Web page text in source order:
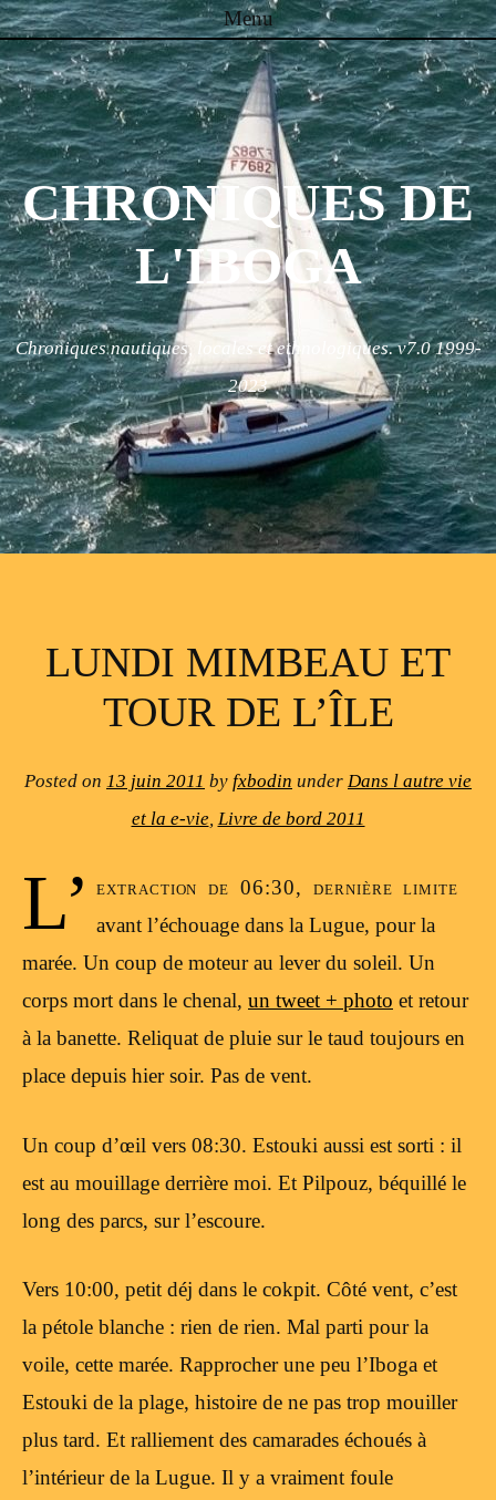
Menu
Skip to content
CHRONIQUES DE
L'IBOGA
Chroniques nautiques, locales et ethnologiques. v7.0 1999-
2023
LUNDI MIMBEAU ET
TOUR DE L’ÎLE
Posted on 13 juin 2011 by fxbodin under Dans l autre vie
et la e-vie, Livre de bord 2011
L’ extraction de 06:30, dernière limite
avant l’échouage dans la Lugue, pour la
marée. Un coup de moteur au lever du soleil. Un
corps mort dans le chenal, un tweet + photo et retour
à la banette. Reliquat de pluie sur le taud toujours en
place depuis hier soir. Pas de vent.
Un coup d’œil vers 08:30. Estouki aussi est sorti : il
est au mouillage derrière moi. Et Pilpouz, béquillé le
long des parcs, sur l’escoure.
Vers 10:00, petit déj dans le cokpit. Côté vent, c’est
la pétole blanche : rien de rien. Mal parti pour la
voile, cette marée. Rapprocher une peu l’Iboga et
Estouki de la plage, histoire de ne pas trop mouiller
plus tard. Et ralliement des camarades échoués à
l’intérieur de la Lugue. Il y a vraiment foule